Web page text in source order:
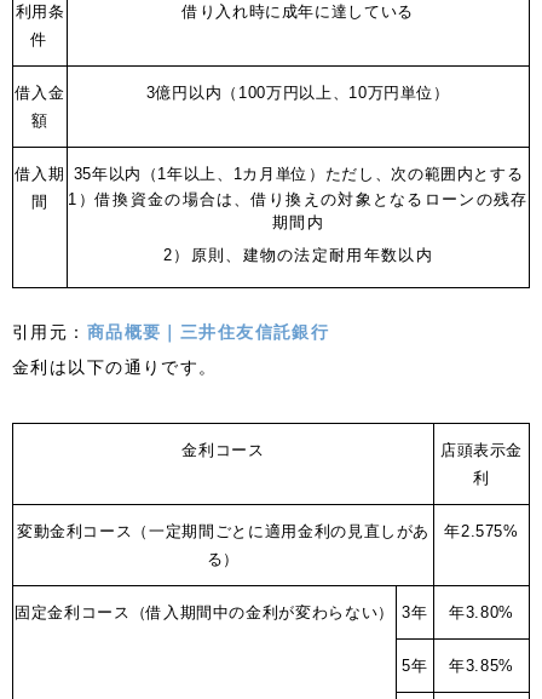
利用条
件
借り入れ時に成年に達している
借入金
額
3億円以内（100万円以上、10万円単位）
借入期
間
35年以内（1年以上、1カ月単位） ただし、次の範囲内とする
1）借換資金の場合は、借り換えの対象となるローンの残存
期間内
2）原則、建物の法定耐用年数以内
引用元： 商品概要｜三井住友信託銀行
金利は以下の通りです。
金利コース
店頭表示金
利
変動金利コース （一定期間ごとに適用金利の見直しがあ
る）
年2.575%
固定金利コース （借入期間中の金利が変わらない） 3年 年3.80%
5年 年3.85%